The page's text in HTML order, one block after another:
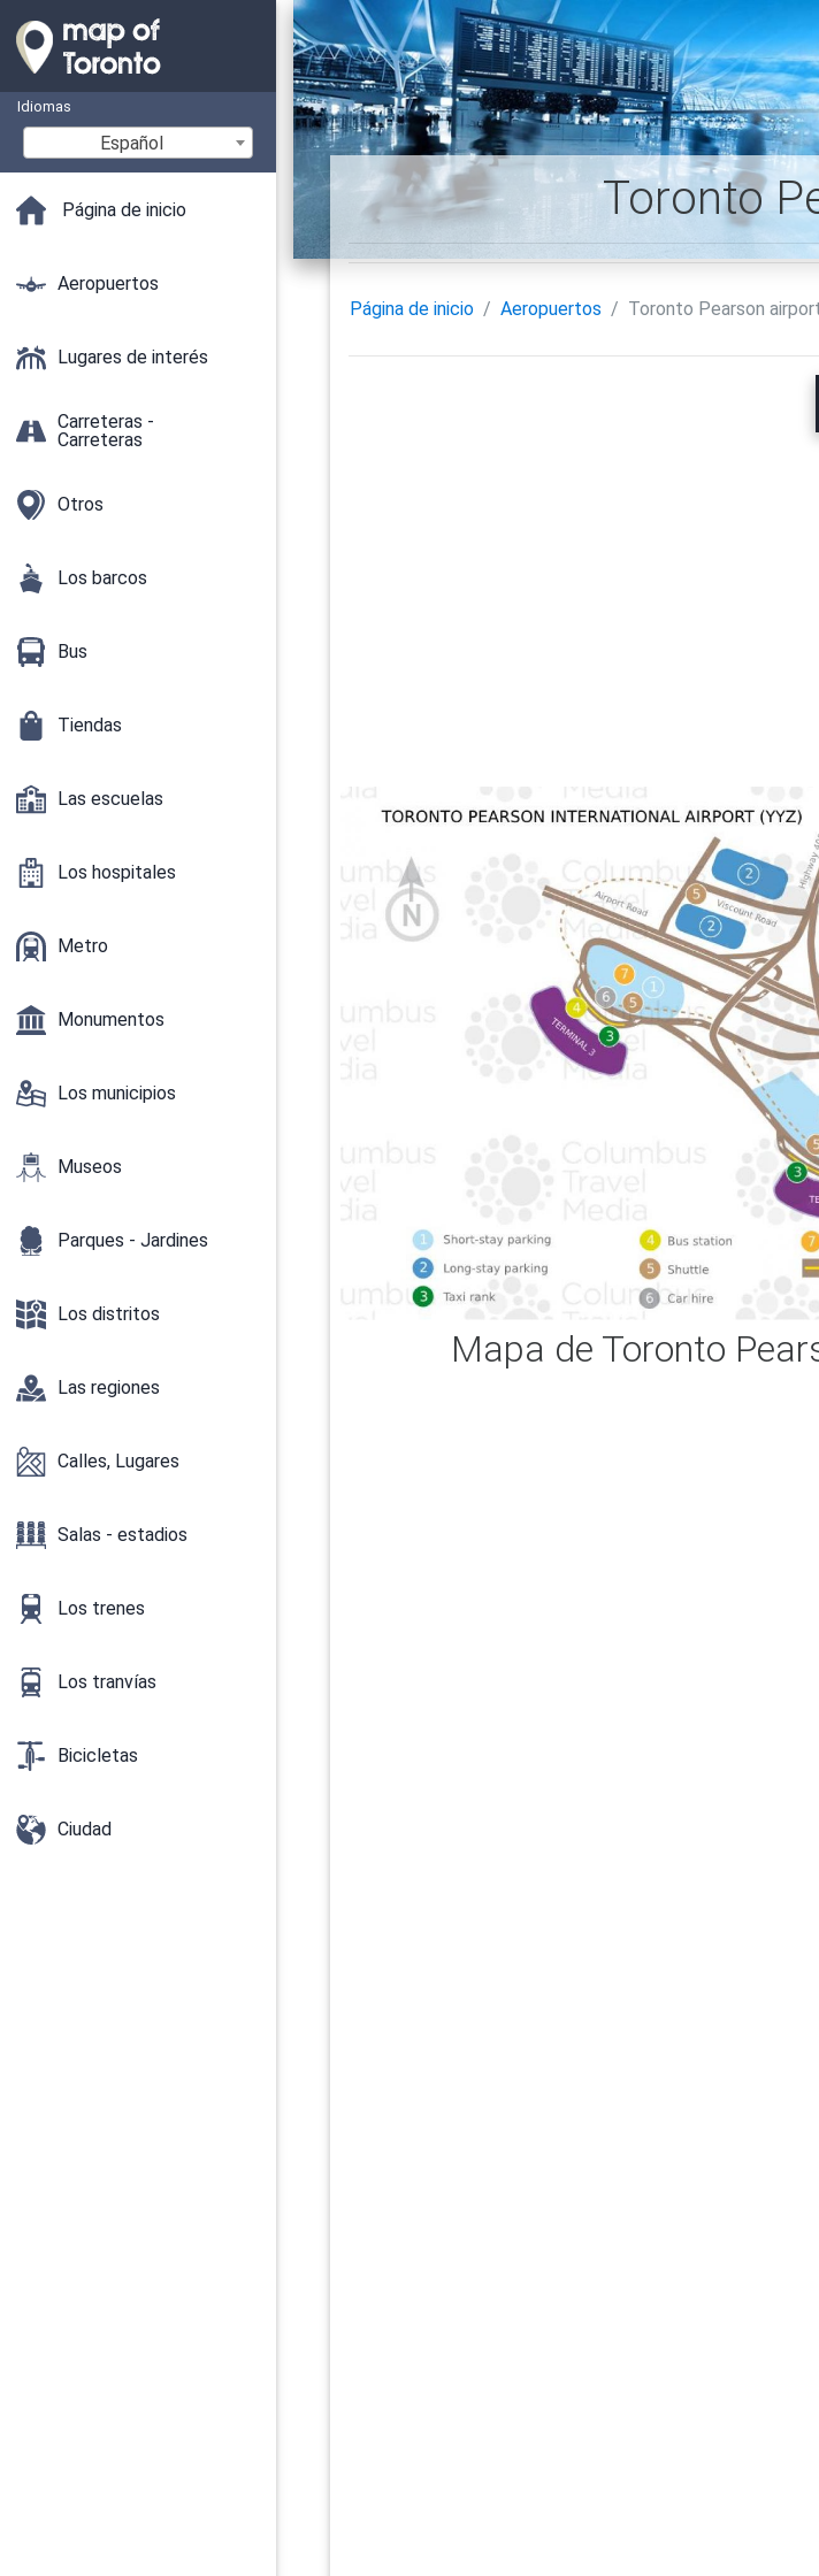
Idiomas
Español
Página de inicio
Aeropuertos
Lugares de interés
Carreteras -
Carreteras
Otros
Los barcos
Bus
Tiendas
Las escuelas
Los hospitales
Metro
Monumentos
Los municipios
Museos
Parques - Jardines
Los distritos
Las regiones
Calles, Lugares
Salas - estadios
Los trenes
Los tranvías
Bicicletas
Ciudad
Toronto
Página de inicio Aeropuertos Toronto Pearson
Mapa de Toronto